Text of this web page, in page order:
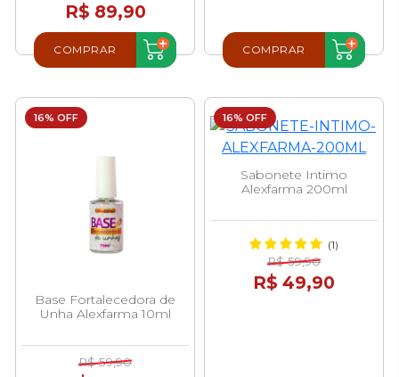
R$ 89,90
COMPRAR COMPRAR
16% OFF
Base Fortalecedora de
Unha Alexfarma 10ml
R$ 59,90
16% OFF
Sabonete Intimo
Alexfarma 200ml
(1)
R$ 59,90
R$ 49,90